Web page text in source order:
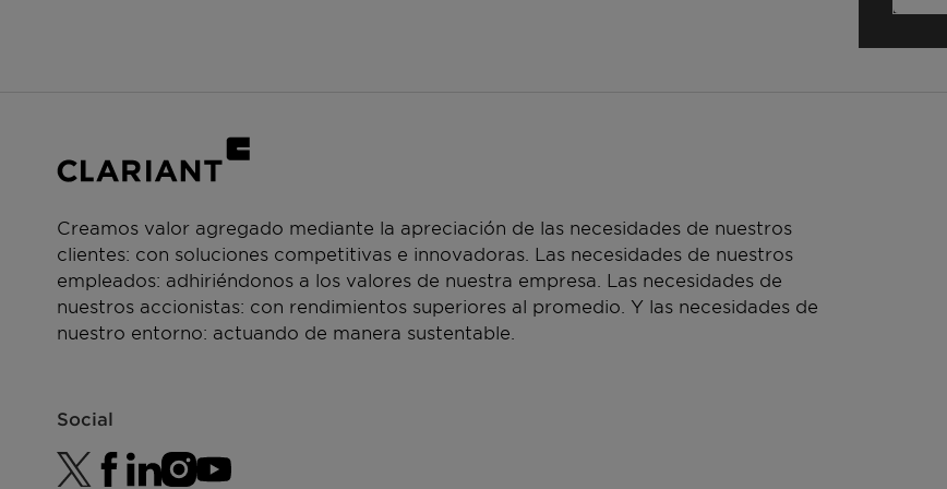
Creamos valor agregado mediante la apreciación de las necesidades de nuestros
clientes: con soluciones competitivas e innovadoras. Las necesidades de nuestros
empleados: adhiriéndonos a los valores de nuestra empresa. Las necesidades de
nuestros accionistas: con rendimientos superiores al promedio. Y las necesidades de
nuestro entorno: actuando de manera sustentable.
Social